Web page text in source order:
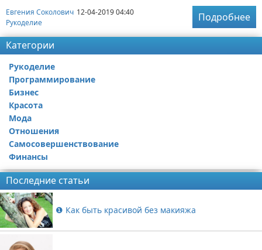
Евгения Соколович 12-04-2019 04:40
Рукоделие
Подробнее
Категории
Рукоделие
Программирование
Бизнес
Красота
Мода
Отношения
Самосовершенствование
Финансы
Последние статьи
❶ Как быть красивой без макияжа